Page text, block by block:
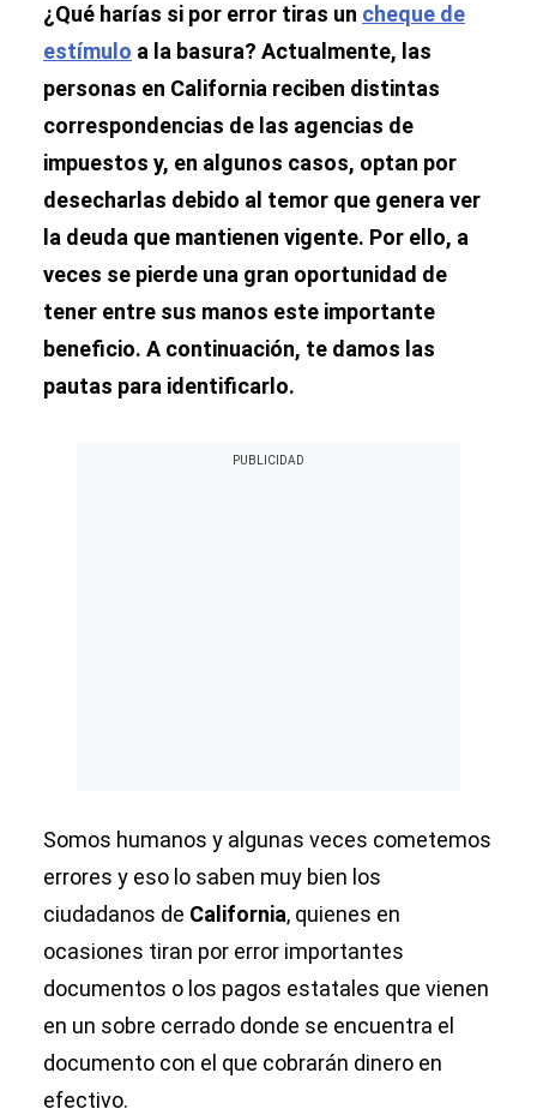
¿Qué harías si por error tiras un cheque de
estímulo a la basura? Actualmente, las
personas en California reciben distintas
correspondencias de las agencias de
impuestos y, en algunos casos, optan por
desecharlas debido al temor que genera ver
la deuda que mantienen vigente. Por ello, a
veces se pierde una gran oportunidad de
tener entre sus manos este importante
beneficio. A continuación, te damos las
pautas para identificarlo.
Somos humanos y algunas veces cometemos
errores y eso lo saben muy bien los
ciudadanos de California, quienes en
ocasiones tiran por error importantes
documentos o los pagos estatales que vienen
en un sobre cerrado donde se encuentra el
documento con el que cobrarán dinero en
efectivo.